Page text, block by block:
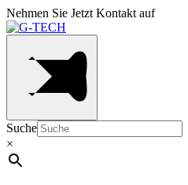
Nehmen Sie Jetzt Kontakt auf
Suche
×